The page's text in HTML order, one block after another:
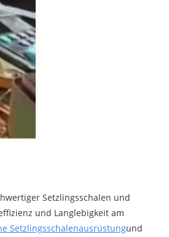
Setzlingsschalen und
und Langlebigkeit am
Setzlingsschalenausrüstungund